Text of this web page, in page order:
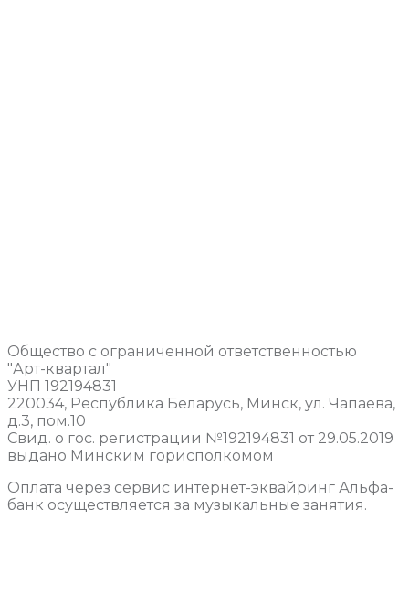
Общество с ограниченной ответственностью
"Арт-квартал"
УНП 192194831
220034, Республика Беларусь, Минск, ул. Чапаева,
д.3, пом.10
Свид. о гос. регистрации №192194831 от 29.05.2019
выдано Минским горисполкомом
Оплата через сервис интернет-эквайринг Альфа-
банк осуществляется за музыкальные занятия.